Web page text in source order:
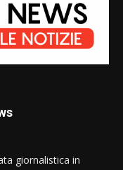
giornalistica in